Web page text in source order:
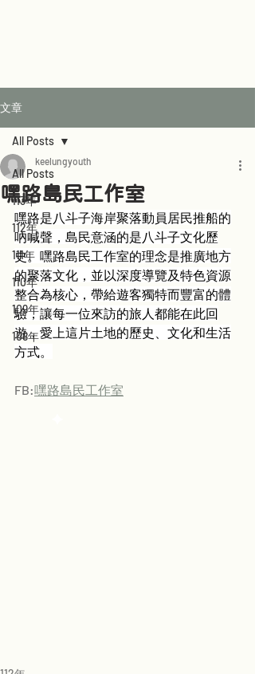
文章
All Posts
113年
112年
111年
110年
109年
108年
All Posts
嘿路島民工作室
keelungyouth
嘿路是八斗子海岸聚落動員居民推船的
吶喊聲，島民意涵的是八斗子文化歷
史。嘿路島民工作室的理念是推廣地方
的聚落文化，並以深度導覽及特色資源
整合為核心，帶給遊客獨特而豐富的體
驗，讓每一位來訪的旅人都能在此回
遊，愛上這片土地的歷史、文化和生活
方式。
FB:嘿路島民工作室